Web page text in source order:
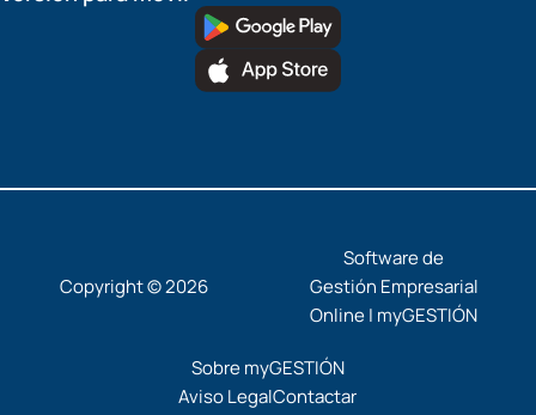
Copyright © 2026
Software de
Gestión Empresarial
Online | myGESTIÓN
Sobre myGESTIÓN
Aviso LegalContactar